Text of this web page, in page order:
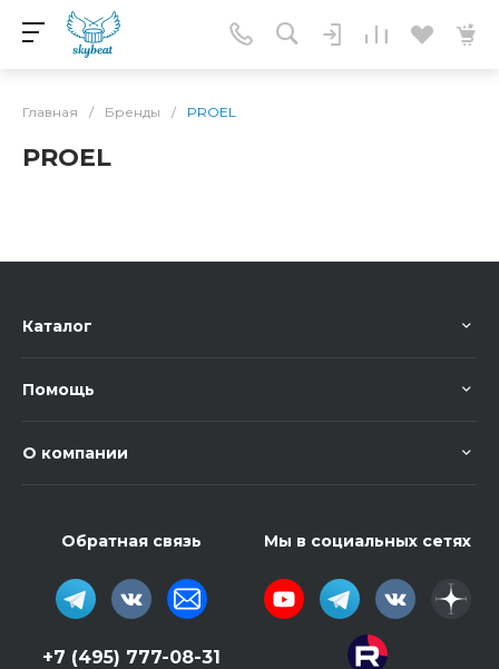
Главная / Бренды / PROEL
PROEL
Каталог
Помощь
О компании
Обратная связь
+7 (495) 777-08-31
Мы в социальных сетях